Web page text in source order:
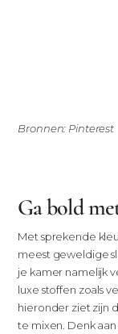
Bronnen: Pinterest
Ga bold
Met sprekende
meest geweldige
je kamer namelijk
luxe stoffen zoals
hieronder ziet zijn
te mixen. Denk